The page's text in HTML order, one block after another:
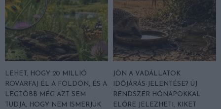
LEHET, HOGY 20 MILLIÓ
ROVARFAJ ÉL A FÖLDÖN, ÉS A
LEGTÖBB MÉG AZT SEM
TUDJA, HOGY NEM ISMERJÜK
JÖN A VADÁLLATOK
IDŐJÁRÁS-JELENTÉSE? ÚJ
RENDSZER HÓNAPOKKAL
ELŐRE JELEZHETI, KIKET